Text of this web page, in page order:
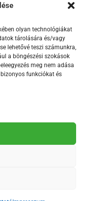
olyan technológiákat
tárolására és/vagy
lehetővé teszi számunkra,
a böngészési szokások
meg nem adása
funkciókat és
a
program
Megyei Jogú Város